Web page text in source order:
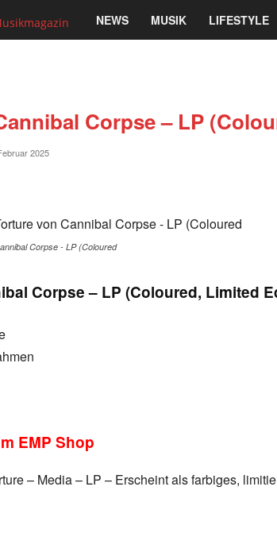
Pressure
NEWS MUSIK LIFESTYLE
Corpse – LP
2025
Corpse - LP (Coloured
Corpse – LP (Coloured, Limited
EMP Shop
– Media – LP – Erscheint als farbiges,